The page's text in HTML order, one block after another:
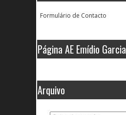
Formulário de Contacto
Página AE Emídio Garcia
Arquivo
Arquivo